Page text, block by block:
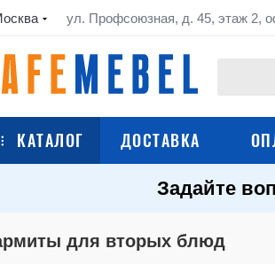
ул. Профсоюзная, д. 45, этаж 2,
КАТАЛОГ
металлические
ДОСТАВКА
Задайте
для вторых блюд